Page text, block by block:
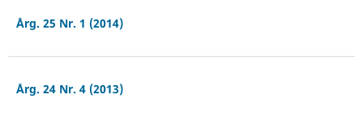
Årg. 25 Nr. 1 (2014)
Årg. 24 Nr. 4 (2013)